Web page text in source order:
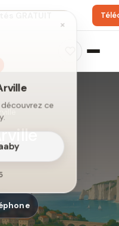
GRATUIT
×
ce